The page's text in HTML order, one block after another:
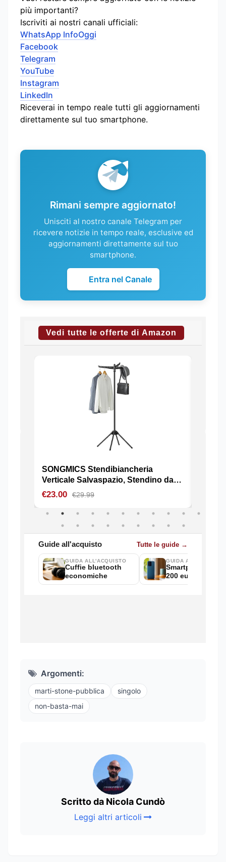
più importanti?
Iscriviti ai nostri canali ufficiali:
WhatsApp InfoOggi
Facebook
Telegram
YouTube
Instagram
LinkedIn
Riceverai in tempo reale tutti gli aggiornamenti
direttamente sul tuo smartphone.
Rimani sempre aggiornato!
Unisciti al nostro canale Telegram per
ricevere notizie in tempo reale, esclusive ed
aggiornamenti direttamente sul tuo
smartphone.
Entra nel Canale
Argomenti:
marti-stone-pubblica
singolo
non-basta-mai
Scritto da Nicola Cundò
Leggi altri articoli